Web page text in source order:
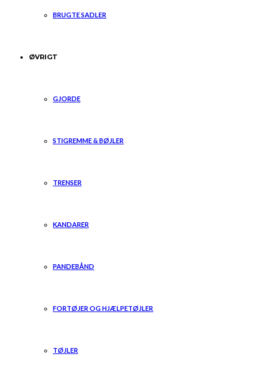
BRUGTE SADLER
ØVRIGT
GJORDE
STIGREMME & BØJLER
TRENSER
KANDARER
PANDEBÅND
FORTØJER OG HJÆLPETØJLER
TØJLER